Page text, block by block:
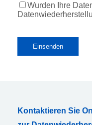
Wurden Ihre
Kontaktieren Sie